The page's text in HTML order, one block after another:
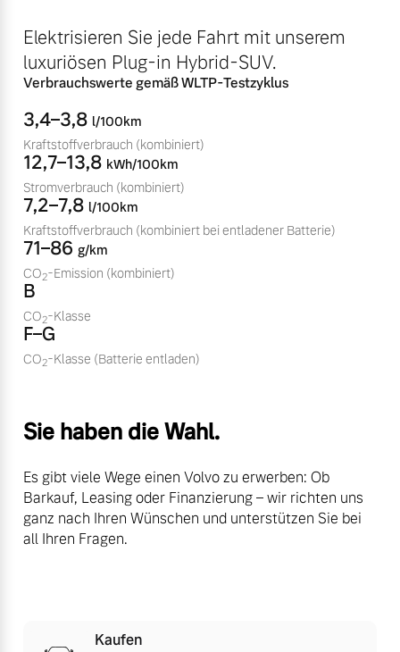
Fahrzeug konfigurieren
Sofort verfügbare Fahrzeuge
Volvo Selekt
Mehr erfahren
Editionsmodelle
Mehr erfahren
Vielzahl von Original
Volvo Winter- und
Sommer Kompletträder.
Mehr erfahren
Entdecken Sie unsere
Finanzierung & Leasing
Elektrisieren Sie jede Fahrt mit unserem
luxuriösen Plug-in Hybrid-SUV.
Verbrauchswerte gemäß WLTP-Testzyklus
3,4–3,8 l/100km
Kraftstoffverbrauch (kombiniert)
12,7–13,8 kWh/100km
Stromverbrauch (kombiniert)
7,2–7,8 l/100km
Kraftstoffverbrauch (kombiniert bei entladener Batterie)
71–86 g/km
CO2-Emission (kombiniert)
B
CO2-Klasse
F–G
CO2-Klasse (Batterie entladen)
Sie haben die Wahl.
Es gibt viele Wege einen Volvo zu erwerben: Ob
Barkauf, Leasing oder Finanzierung – wir richten uns
ganz nach Ihren Wünschen und unterstützen Sie bei
all Ihren Fragen.
Kaufen